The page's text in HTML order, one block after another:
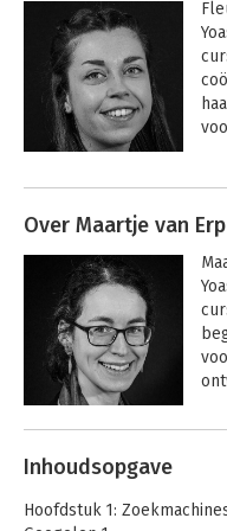
Over Maartje van Erp
Inhoudsopgave
Hoofdstuk 1: